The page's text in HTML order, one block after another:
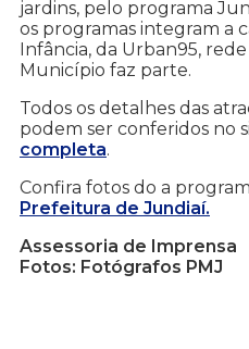
jardins, pelo programa
os programas integram a
Infância, da Urban95,
Município faz parte.
Todos os detalhes das
podem ser conferidos no
completa.
Confira fotos do a
Prefeitura de Jundiaí.
Assessoria de Imprensa
Fotos: Fotógrafos PMJ